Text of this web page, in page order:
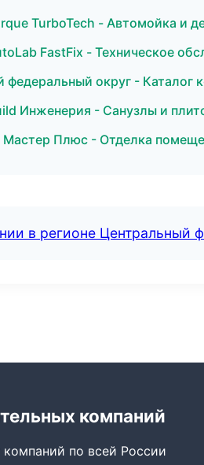
TurboTech - Автомойка и
FastFix - Техническое
округ - Каталог
Инженерия - Санузлы и
Мастер Плюс - Отделка
в регионе Центральный
компаний
компаний по всей России